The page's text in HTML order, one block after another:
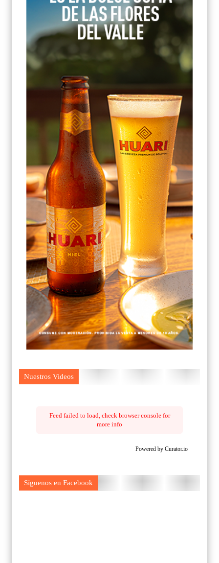
Nuestros Videos
Feed failed to load, check browser console for
more info
Powered by Curator.io
Síguenos en Facebook